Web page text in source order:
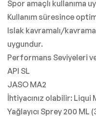
Spor amaçlı kullanıma
Kullanım süresince
Islak kavramalı/
uygundur.
Performans Seviyeleri
API SL
JASO MA2
İhtiyacınız olabilir: Liqui
Yağlayıcı Sprey 200 ML